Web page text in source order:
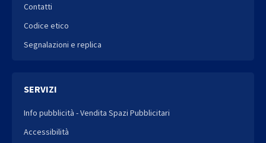
Contatti
Codice etico
Segnalazioni e replica
SERVIZI
Info pubblicità - Vendita Spazi Pubblicitari
Accessibilità